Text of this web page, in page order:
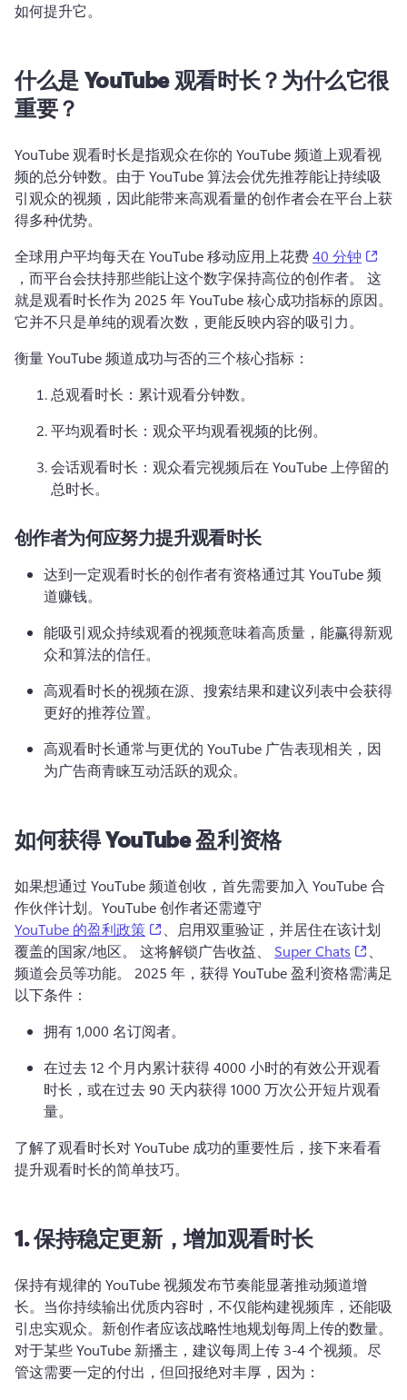
如何提升它。
什么是 YouTube 观看时长？为什么它很
重要？
YouTube 观看时长是指观众在你的 YouTube 频道上观看视
频的总分钟数。 由于 YouTube 算法会优先推荐能让持续吸
引观众的视频，因此能带来高观看量的创作者会在平台上获
得多种优势。
全球用户平均每天在 YouTube 移动应用上花费 40 分钟
，而平台会扶持那些能让这个数字保持高位的创作者。 这
就是观看时长作为 2025 年 YouTube 核心成功指标的原因。
它并不只是单纯的观看次数，更能反映内容的吸引力。
衡量 YouTube 频道成功与否的三个核心指标：
总观看时长：累计观看分钟数。
平均观看时长：观众平均观看视频的比例。
会话观看时长：观众看完视频后在 YouTube 上停留的
总时长。
创作者为何应努力提升观看时长
达到一定观看时长的创作者有资格通过其 YouTube 频
道赚钱。
能吸引观众持续观看的视频意味着高质量，能赢得新观
众和算法的信任。
高观看时长的视频在源、搜索结果和建议列表中会获得
更好的推荐位置。
高观看时长通常与更优的 YouTube 广告表现相关，因
为广告商青睐互动活跃的观众。
如何获得 YouTube 盈利资格
如果想通过 YouTube 频道创收，首先需要加入 YouTube 合
作伙伴计划。 YouTube 创作者还需遵守
YouTube 的盈利政策
(opens in a new tab)
、启用双重验证，并居住在该计划
覆盖的国家/地区。 这将解锁广告收益、 Super Chats
频道会员等功能。 2025 年，获得 YouTube 盈利资格需满足
以下条件：
拥有 1,000 名订阅者。
在过去 12 个月内累计获得 4000 小时的有效公开观看
时长，或在过去 90 天内获得 1000 万次公开短片观看
量。
了解了观看时长对 YouTube 成功的重要性后，接下来看看
提升观看时长的简单技巧。
1.保持稳定更新，增加观看时长
保持有规律的 YouTube 视频发布节奏能显著推动频道增
长。 当你持续输出优质内容时，不仅能构建视频库，还能吸
引忠实观众。 新创作者应该战略性地规划每周上传的数量。
对于某些 YouTube 新播主，建议每周上传 3-4 个视频。 尽
管这需要一定的付出，但回报绝对丰厚，因为：